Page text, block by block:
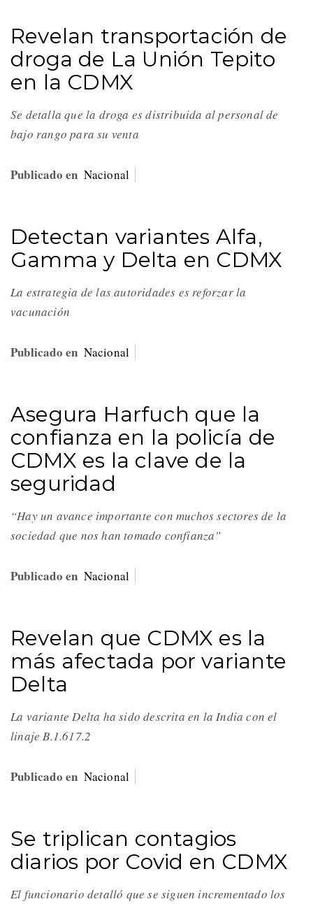
Revelan transportación de
droga de La Unión Tepito
en la CDMX
Se detalla que la droga es distribuida al personal de
bajo rango para su venta
Publicado en Nacional
Detectan variantes Alfa,
Gamma y Delta en CDMX
La estrategia de las autoridades es reforzar la
vacunación
Publicado en Nacional
Asegura Harfuch que la
confianza en la policía de
CDMX es la clave de la
seguridad
“Hay un avance importante con muchos sectores de la
sociedad que nos han tomado confianza”
Publicado en Nacional
Revelan que CDMX es la
más afectada por variante
Delta
La variante Delta ha sido descrita en la India con el
linaje B.1.617.2
Publicado en Nacional
Se triplican contagios
diarios por Covid en CDMX
El funcionario detalló que se siguen incrementado los